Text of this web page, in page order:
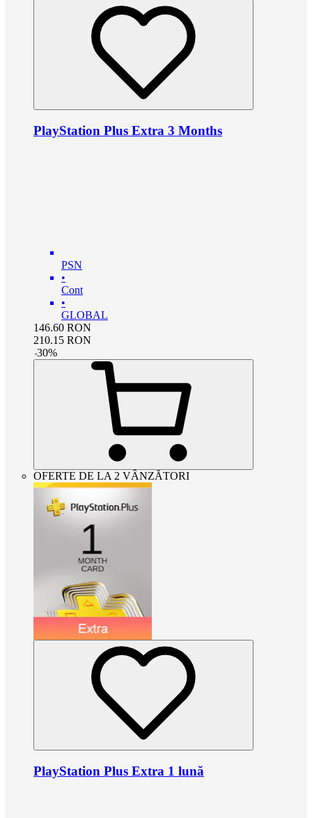
PlayStation Plus Extra 3 Months
PSN
•
Cont
•
GLOBAL
146.60 RON
210.15 RON
-30%
OFERTE DE LA 2 VÂNZĂTORI
PlayStation Plus Extra 1 lună